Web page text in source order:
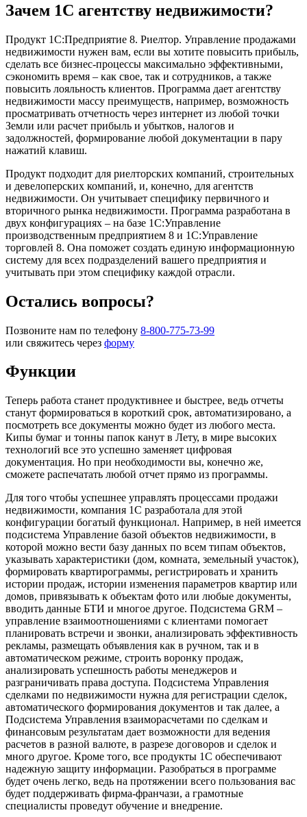
Зачем 1С агентству недвижимости?
Продукт 1С:Предприятие 8. Риелтор. Управление продажами
недвижимости нужен вам, если вы хотите повысить прибыль,
сделать все бизнес-процессы максимально эффективными,
сэкономить время – как свое, так и сотрудников, а также
повысить лояльность клиентов. Программа дает агентству
недвижимости массу преимуществ, например, возможность
просматривать отчетность через интернет из любой точки
Земли или расчет прибыль и убытков, налогов и
задолжностей, формирование любой документации в пару
нажатий клавиш.
Продукт подходит для риелторских компаний, строительных
и девелоперских компаний, и, конечно, для агентств
недвижимости. Он учитывает специфику первичного и
вторичного рынка недвижимости. Программа разработана в
двух конфигурациях – на базе 1С:Управление
производственным предприятием 8 и 1С:Управление
торговлей 8. Она поможет создать единую информационную
систему для всех подразделений вашего предприятия и
учитывать при этом специфику каждой отрасли.
Остались вопросы?
Позвоните нам по телефону 8-800-775-73-99
или свяжитесь через форму
Функции
Теперь работа станет продуктивнее и быстрее, ведь отчеты
станут формироваться в короткий срок, автоматизировано, а
посмотреть все документы можно будет из любого места.
Кипы бумаг и тонны папок канут в Лету, в мире высоких
технологий все это успешно заменяет цифровая
документация. Но при необходимости вы, конечно же,
сможете распечатать любой отчет прямо из программы.
Для того чтобы успешнее управлять процессами продажи
недвижимости, компания 1С разработала для этой
конфигурации богатый функционал. Например, в ней имеется
подсистема Управление базой объектов недвижимости, в
которой можно вести базу данных по всем типам объектов,
указывать характеристики (дом, комната, земельный участок),
формировать квартирограммы, регистрировать и хранить
истории продаж, истории изменения параметров квартир или
домов, привязывать к объектам фото или любые документы,
вводить данные БТИ и многое другое. Подсистема GRM –
управление взаимоотношениями с клиентами помогает
планировать встречи и звонки, анализировать эффективность
рекламы, размещать объявления как в ручном, так и в
автоматическом режиме, строить воронку продаж,
анализировать успешность работы менеджеров и
разграничивать права доступа. Подсистема Управления
сделками по недвижимости нужна для регистрации сделок,
автоматического формирования документов и так далее, а
Подсистема Управления взаиморасчетами по сделкам и
финансовым результатам дает возможности для ведения
расчетов в разной валюте, в разрезе договоров и сделок и
много другое. Кроме того, все продукты 1С обеспечивают
надежную защиту информации. Разобраться в программе
будет очень легко, ведь на протяжении всего пользования вас
будет поддерживать фирма-франчази, а грамотные
специалисты проведут обучение и внедрение.